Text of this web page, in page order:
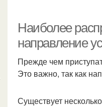
Наиболее
направление
Прежде чем
Это важно, так как
Существует